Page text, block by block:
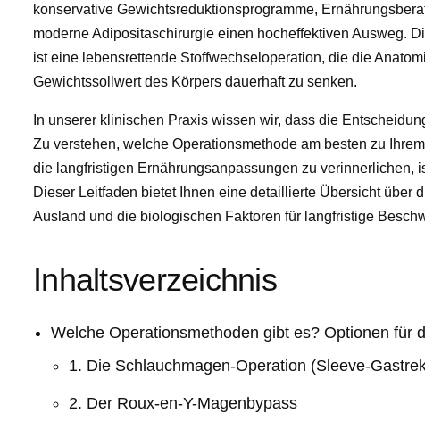
konservative Gewichtsreduktionsprogramme,
moderne Adipositaschirurgie einen hocheffektiven Ausweg.
ist eine lebensrettende Stoffwechseloperation, die die
Gewichtssollwert des Körpers dauerhaft zu senken.
In unserer klinischen Praxis wissen wir, dass die
Zu verstehen, welche Operationsmethode am besten zu
die langfristigen Ernährungsanpassungen zu verinnerlichen,
Dieser Leitfaden bietet Ihnen eine detaillierte Übersicht über
Ausland und die biologischen Faktoren für langfristige
Inhaltsverzeichnis
Welche Operationsmethoden gibt es? Optionen für
1. Die Schlauchmagen-Operation (Sleeve-
2. Der Roux-en-Y-Magenbypass